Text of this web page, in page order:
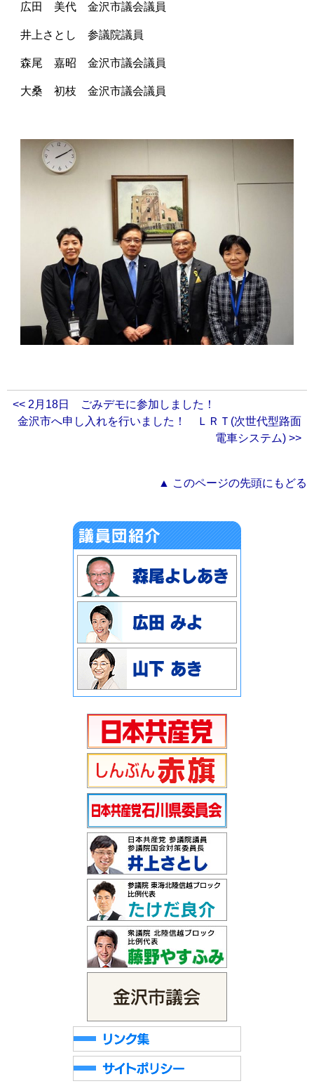
広田 美代 金沢市議会議員
井上さとし 参議院議員
森尾 嘉昭 金沢市議会議員
大桑 初枝 金沢市議会議員
<< 2月18日 ごみデモに参加しました！
金沢市へ申し入れを行いました！ ＬＲＴ(次世代型路面
電車システム) >>
▲ このページの先頭にもどる